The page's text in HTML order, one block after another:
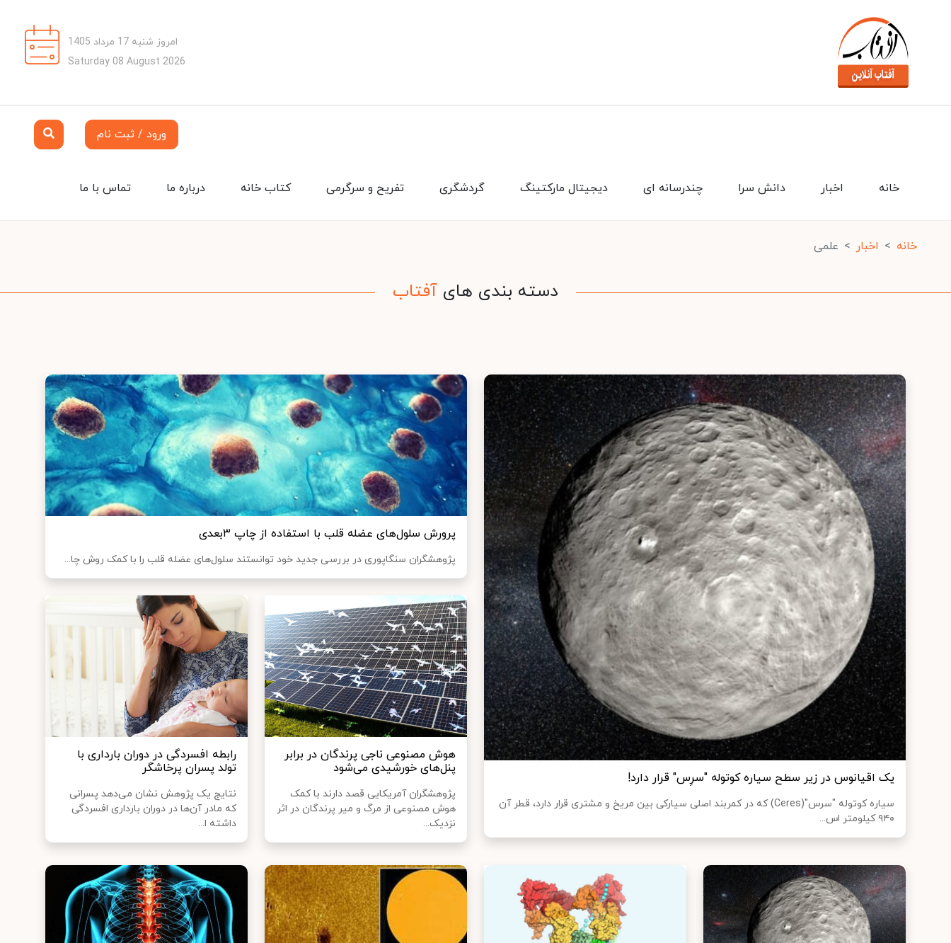
امروز شنبه 17 مرداد 1405
Saturday 08 August 2026
ورود / ثبت نام
تماس با ما درباره ما کتاب خانه تفریح و سرگرمی گردشگری دیجیتال مارکتینگ چندرسانه ای دانش سرا اخبار خانه
خانه اخبار علمی
دسته بندی های آفتاب
یک اقیانوس در زیر سطح سیاره کوتوله "سرِس" قرار دارد!
سیاره کوتوله "سرس"(Ceres) که در کمربند اصلی سیارکی بین مریخ و مشتری قرار دارد، قطر آن
۹۴۰ کیلومتر اس...
پرورش سلول‌های عضله قلب با استفاده از چاپ ۳بعدی
پژوهشگران سنگاپوری در بررسی جدید خود توانستند سلول‌های عضله قلب را با کمک روش چا...
هوش مصنوعی‌ ناجی پرندگان در برابر
پنل‌های خورشیدی می‌شود
پژوهشگران آمریکایی قصد دارند با کمک
هوش مصنوعی از مرگ و میر پرندگان در اثر
نزدیک...
رابطه افسردگی در دوران بارداری با
تولد پسران پرخاشگر
نتایج یک پژوهش نشان می‌دهد پسرانی
که مادر آن‌ها در دوران بارداری افسردگی
داشته ا...